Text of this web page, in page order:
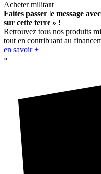
Acheter militant
Faites passer le message
sur cette terre » !
Retrouvez tous nos produits
tout en contribuant au
en savoir +
»